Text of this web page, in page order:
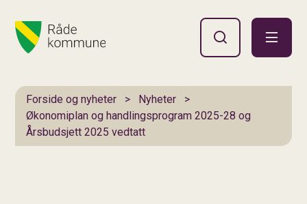
Du er her:
Forside og nyheter
Nyheter
Økonomiplan og handlingsprogram 2025-28 og
Årsbudsjett 2025 vedtatt